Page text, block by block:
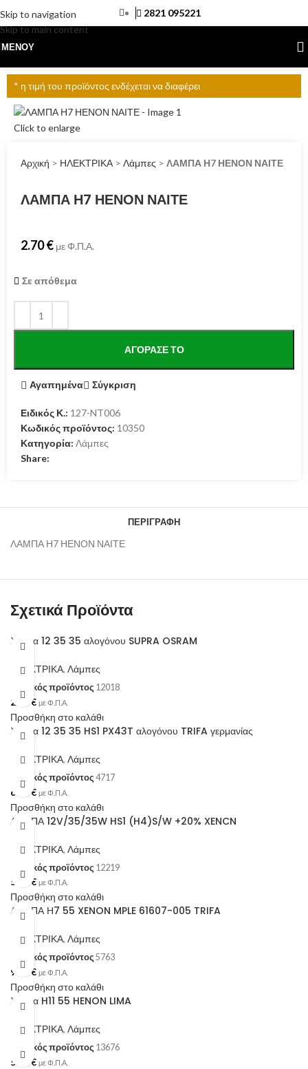
Skip to navigation
Skip to main content
2821 095221
ΜΕΝΟΎ
* η τιμή του προϊόντος ενδέχεται να διαφέρει
Click to enlarge
Αρχική > ΗΛΕΚΤΡΙΚΑ > Λάμπες > ΛΑΜΠΑ Η7 ΗΕΝΟΝ ΝΑΙΤΕ
ΛΑΜΠΑ Η7 ΗΕΝΟΝ ΝΑΙΤΕ
2.70€ με Φ.Π.Α.
Σε απόθεμα
ΑΓΌΡΑΣΕ ΤΟ
Αγαπημένα Σύγκριση
Ειδικός Κ.: 127-NT006
Κωδικός προϊόντος: 10350
Κατηγορία: Λάμπες
Share:
ΠΕΡΙΓΡΑΦΉ
ΛΑΜΠΑ Η7 ΗΕΝΟΝ ΝΑΙΤΕ
Σχετικά Προϊόντα
λάμπα 12 35 35 αλογόνου SUPRA OSRAM
ΗΛΕΚΤΡΙΚΑ, Λάμπες
Κωδικός προϊόντος 12018
2.70 € με Φ.Π.Α.
Προσθήκη στο καλάθι
λάμπα 12 35 35 HS1 PX43T αλογόνου TRIFA γερμανίας
ΗΛΕΚΤΡΙΚΑ, Λάμπες
Κωδικός προϊόντος 4717
6.00 € με Φ.Π.Α.
Προσθήκη στο καλάθι
ΛΑΜΠΑ 12V/35/35W HS1 (H4)S/W +20% XENCN
ΗΛΕΚΤΡΙΚΑ, Λάμπες
Κωδικός προϊόντος 12219
5.40 € με Φ.Π.Α.
Προσθήκη στο καλάθι
ΛΑΜΠΑ Η7 55 XENON MPLE 61607-005 TRIFA
ΗΛΕΚΤΡΙΚΑ, Λάμπες
Κωδικός προϊόντος 5763
9.30 € με Φ.Π.Α.
Προσθήκη στο καλάθι
λάμπα H11 55 HENON LIMA
ΗΛΕΚΤΡΙΚΑ, Λάμπες
Κωδικός προϊόντος 13676
5.00 € με Φ.Π.Α.